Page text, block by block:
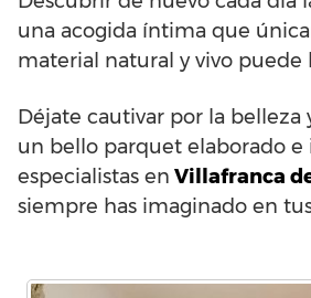
una acogida íntima que
material natural y vivo puede
Déjate cautivar por la belleza
un bello parquet elaborado e
especialistas en Villafranca
siempre has imaginado en